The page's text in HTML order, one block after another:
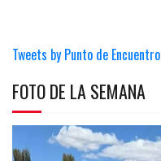
Tweets by Punto de Encuentro
FOTO DE LA SEMANA